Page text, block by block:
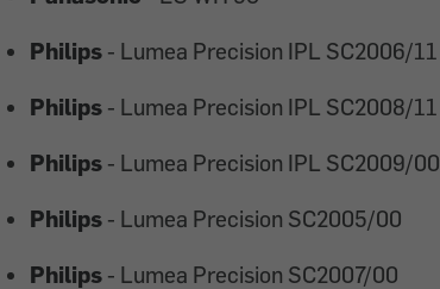
Philips - Lumea Precision IPL SC2006/11
Philips - Lumea Precision IPL SC2008/11
Philips - Lumea Precision IPL SC2009/00
Philips - Lumea Precision SC2005/00
Philips - Lumea Precision SC2007/00